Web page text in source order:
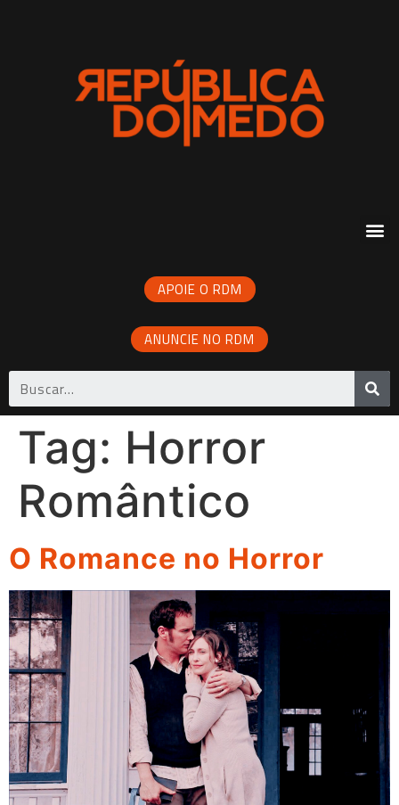
APOIE O RDM
ANUNCIE NO RDM
Tag: Horror
Romântico
O Romance no Horror